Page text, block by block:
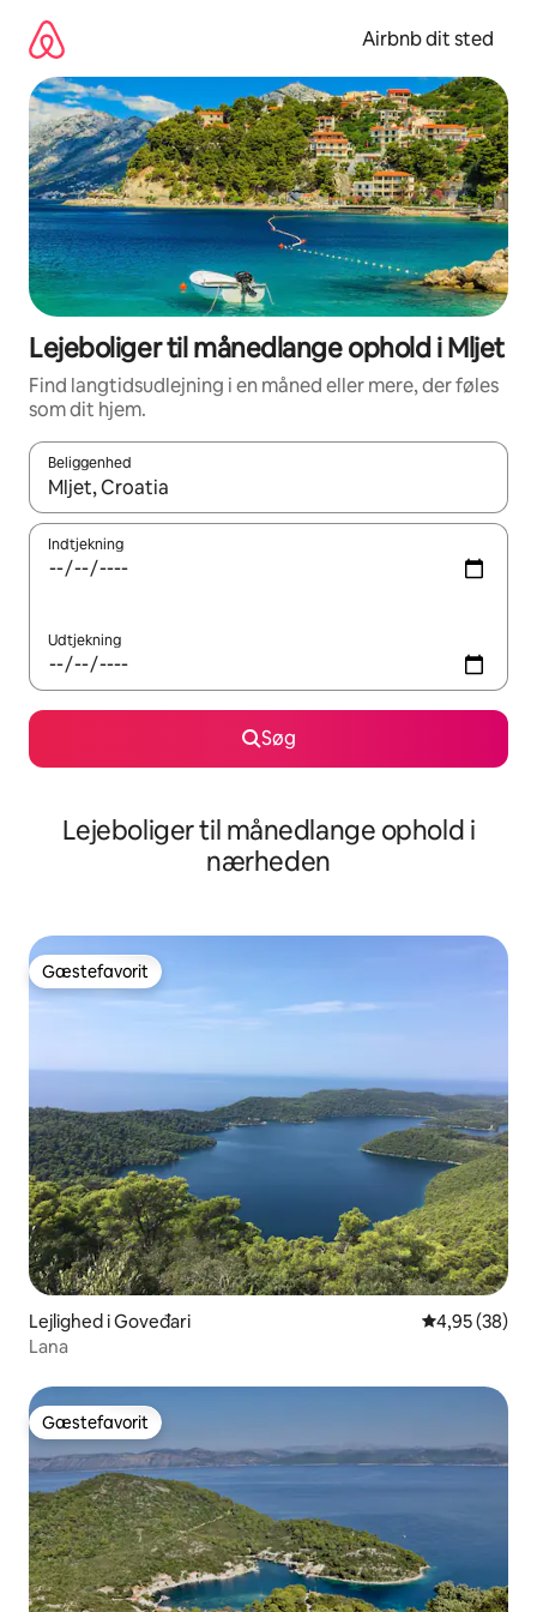
videre
indhold
Airbnb dit sted
Lejeboliger til månedlange ophold i Mljet
Find langtidsudlejning i en måned eller mere, der føles
som dit hjem.
Beliggenhed
Når resultaterne er tilgængelige, skal du navigere med
Indtjekning
Udtjekning
Søg
Lejeboliger til månedlange ophold i
nærheden
Gæstefavorit
Gæstefavorit
Lejlighed i Goveđari 4,95 ud af 5 i
4,95 (38)
Lana
Gæstefavorit
Gæstefavorit